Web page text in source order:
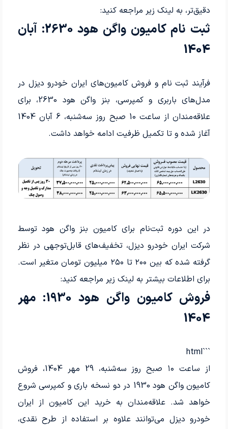
دقیق‌تر، به لینک زیر مراجعه کنید:
ثبت نام کامیون واگن هود 2630: آبان
1404
فرآیند ثبت نام و فروش کامیون‌های ایران خودرو دیزل در
مدل‌های باربری و کمپرسی، بنز واگن هود 2630، برای
علاقه‌مندان از ساعت 10 صبح روز سه‌شنبه، 6 آبان 1404
آغاز شده و تا تکمیل ظرفیت ادامه خواهد داشت.
در این دوره ثبت‌نام برای کامیون بنز واگن هود توسط
شرکت ایران خودرو دیزل، تخفیف‌های قابل‌توجهی در نظر
گرفته شده که بین ۲۰۰ تا ۲۵۰ میلیون تومان متغیر است.
برای اطلاعات بیشتر به لینک زیر مراجعه کنید:
فروش کامیون واگن هود 1930: مهر
1404
```html
از ساعت ۱۰ صبح روز سه‌شنبه، 29 مهر 1404، فروش
کامیون واگن هود 1930 در دو نسخه باری و کمپرسی شروع
خواهد شد. علاقه‌مندان به خرید این کامیون از ایران
خودرو دیزل می‌توانند علاوه بر استفاده از طرح نقدی،